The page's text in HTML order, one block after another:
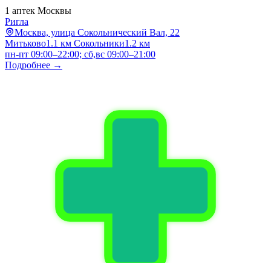
1 аптек Москвы
Ригла
Москва, улица Сокольнический Вал, 22
Митьково1.1 км Сокольники1.2 км
пн-пт 09:00–22:00; сб,вс 09:00–21:00
Подробнее →